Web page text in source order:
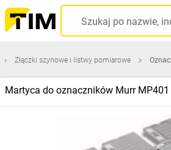
Złączki szynowe i listwy pomiarowe
Martyca do oznaczników Murr MP401